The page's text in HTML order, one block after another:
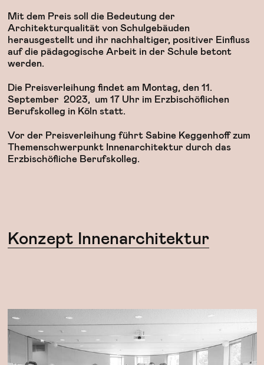
Mit dem Preis soll die Bedeutung der
Architekturqualität von Schulgebäuden
herausgestellt und ihr nachhaltiger, positiver Einfluss
auf die pädagogische Arbeit in der Schule betont
werden.
Die Preisverleihung findet am Montag, den 11.
September 2023, um 17 Uhr im Erzbischöflichen
Berufskolleg in Köln statt.
Vor der Preisverleihung führt Sabine Keggenhoff zum
Themenschwerpunkt Innenarchitektur durch das
Erzbischöfliche Berufskolleg.
Konzept Innenarchitektur